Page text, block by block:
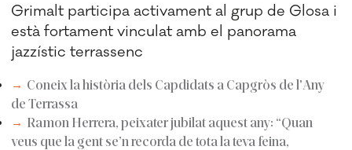
Grimalt participa activament al grup de Glosa i
està fortament vinculat amb el panorama
jazzístic terrassenc
Coneix la història dels Capdidats a Capgròs de l'Any
de Terrassa
Ramon Herrera, peixater jubilat aquest any: “Quan
veus que la gent se’n recorda de tota la teva feina,